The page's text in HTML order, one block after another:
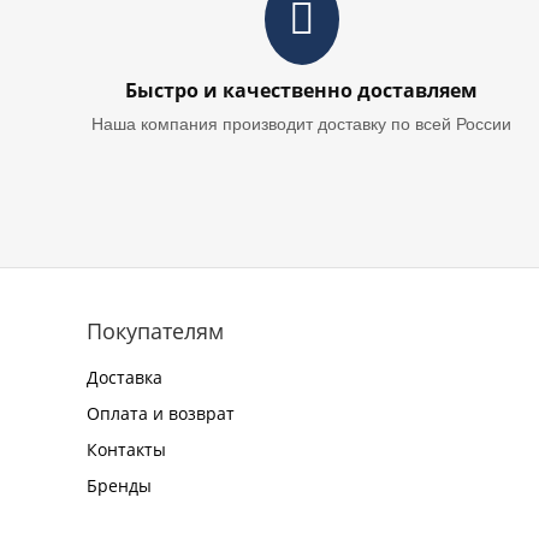
Быстро и качественно доставляем
Наша компания производит доставку по всей России
Покупателям
Доставка
Оплата и возврат
Контакты
Бренды